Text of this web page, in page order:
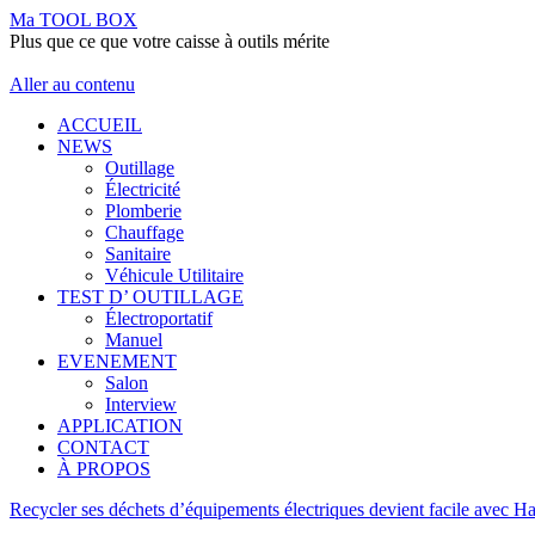
Ma TOOL BOX
Plus que ce que votre caisse à outils mérite
Aller au contenu
ACCUEIL
NEWS
Outillage
Électricité
Plomberie
Chauffage
Sanitaire
Véhicule Utilitaire
TEST D’ OUTILLAGE
Électroportatif
Manuel
EVENEMENT
Salon
Interview
APPLICATION
CONTACT
À PROPOS
Recycler ses déchets d’équipements électriques devient facile avec